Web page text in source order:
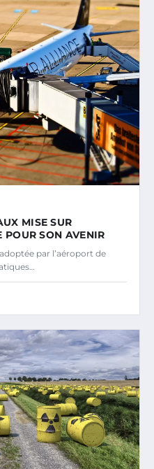
MISE SUR
POUR SON AVENIR
par l’aéroport de